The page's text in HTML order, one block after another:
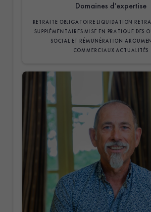
Domaines d'expertise
RETRAITE OBLIGATOIRE LIQUIDATION
SUPPLÉMENTAIRESMISE EN PRATIQUE DES
SOCIAL ET RÉMUNÉRATION
COMMERCIAUXACTUALITÉS